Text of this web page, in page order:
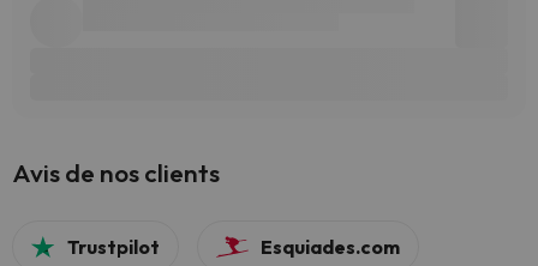
Avis de nos clients
Trustpilot Esquiades.com